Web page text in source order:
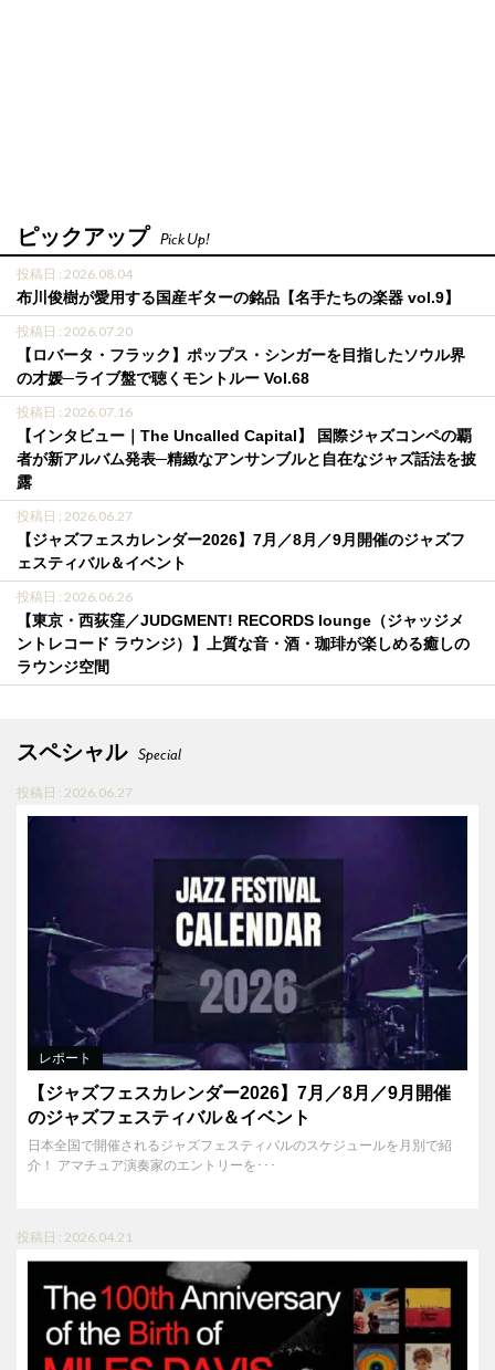
ピックアップ Pick Up!
投稿日 : 2026.08.04
布川俊樹が愛用する国産ギターの銘品【名手たちの楽器 vol.9】
投稿日 : 2026.07.20
【ロバータ・フラック】ポップス・シンガーを目指したソウル界
の才媛─ライブ盤で聴くモントルー Vol.68
投稿日 : 2026.07.16
【インタビュー｜The Uncalled Capital】 国際ジャズコンペの覇
者が新アルバム発表─精緻なアンサンブルと自在なジャズ話法を披
露
投稿日 : 2026.06.27
【ジャズフェスカレンダー2026】7月／8月／9月開催のジャズフ
ェスティバル＆イベント
投稿日 : 2026.06.26
【東京・西荻窪／JUDGMENT! RECORDS lounge（ジャッジメ
ントレコード ラウンジ）】上質な音・酒・珈琲が楽しめる癒しの
ラウンジ空間
スペシャル Special
投稿日 : 2026.06.27
レポート
【ジャズフェスカレンダー2026】7月／8月／9月開催
のジャズフェスティバル＆イベント
日本全国で開催されるジャズフェスティバルのスケジュールを月別で紹
介！ アマチュア演奏家のエントリーを･･･
投稿日 : 2026.04.21